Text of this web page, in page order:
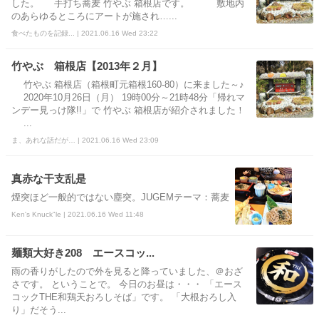
した。 手打ち蕎麦 竹やぶ 箱根店です。 敷地内
のあらゆるところにアートが施され…...
食べたものを記録... | 2021.06.16 Wed 23:22
竹やぶ 箱根店【2013年２月】
竹やぶ 箱根店（箱根町元箱根160-80）に来ました～♪
2020年10月26日（月） 19時00分～21時48分「帰れマ
ンデー見っけ隊!!」で 竹やぶ 箱根店が紹介されました！
ま、あれな話だが… | 2021.06.16 Wed 23:09
真赤な干支乱是
煙突ほど一般的ではない塵突。JUGEMテーマ：蕎麦
Ken's Knuck"le | 2021.06.16 Wed 11:48
麺類大好き208 エースコッ...
雨の香りがしたので外を見ると降っていました、＠おざ
さです。 ということで。 今日のお昼は・・・ 「エース
コックTHE和鶏天おろしそば」です。 「大根おろし入
り」だそう...